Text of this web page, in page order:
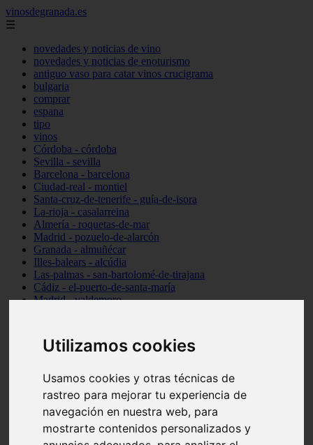
Utilizamos cookies
Usamos cookies y otras técnicas de
rastreo para mejorar tu experiencia de
navegación en nuestra web, para
mostrarte contenidos personalizados y
vinosdegranada.es
☰
novedades y noticias de vino
novedades y noticias de enoturismo
antiguo vaso para catar vinos crucigrama
bulgaria
comprar
espana
tipo
vinos
Córdoba - córdoba
Sevilla - sevilla
Barcelona - barcelona
Ciudad-real - montiel
Santa-cruz-de-tenerife - guía-de-isora
La-rioja - casalarreina
Almería - roquetas-de-mar
Madrid - pozuelo-de-alarcón
Granada - almuñécar
Illes-balears - alcúdia
Las-palmas - san-bartolomé-de-tirajana
Cádiz - el-puerto-de-santa-maría
Madrid - valdemoro
Cantabria - suances
Sevilla - bormujos
Málaga - júzcar
Huesca - alquézar
Huesca - castejón-de-sos
Lleida - alt-àneu